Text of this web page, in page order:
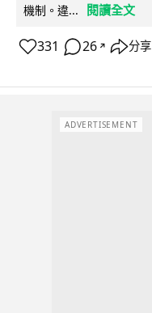
機制。違...
閱讀全文
331 26 ↗ 分享
ADVERTISEMENT